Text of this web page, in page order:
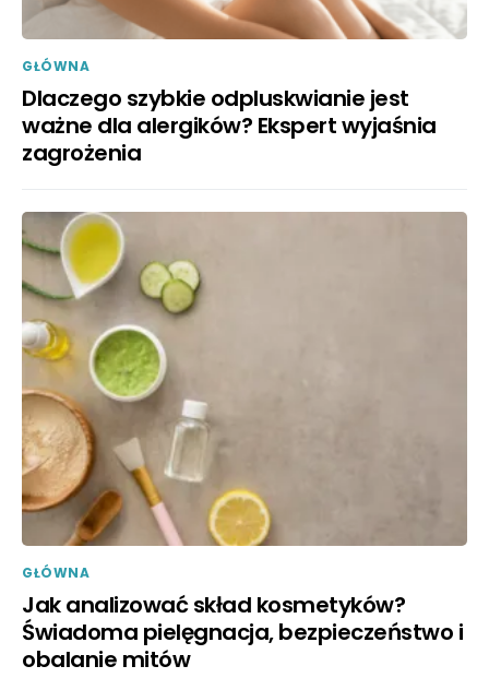
GŁÓWNA
Dlaczego szybkie odpluskwianie jest
ważne dla alergików? Ekspert wyjaśnia
zagrożenia
GŁÓWNA
Jak analizować skład kosmetyków?
Świadoma pielęgnacja, bezpieczeństwo i
obalanie mitów